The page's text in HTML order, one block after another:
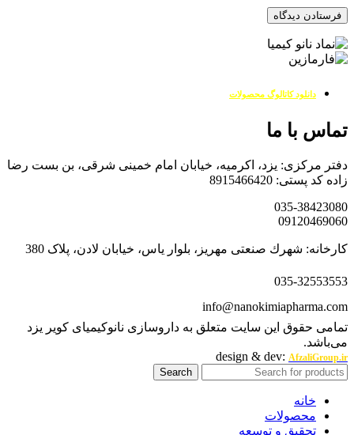
دانلود کاتالوگ محصولات
تماس با ما
دفتر مرکزی: یزد، اکرمیه، خیابان امام خمینی شرقی، بن بست رضا
زاده کد پستی: 8915466420
035-38423080
09120469060
کارخانه: شهرك صنعتی مهریز، بلوار یاس، خیابان لادن، پلاک 380
035-32553553
info@nanokimiapharma.com
تمامی حقوق این سایت متعلق به داروسازی نانوکیمیای کویر یزد
می‌باشد.
design & dev: AfzaliGroup.ir
Search
خانه
محصولات
تحقیق و توسعه